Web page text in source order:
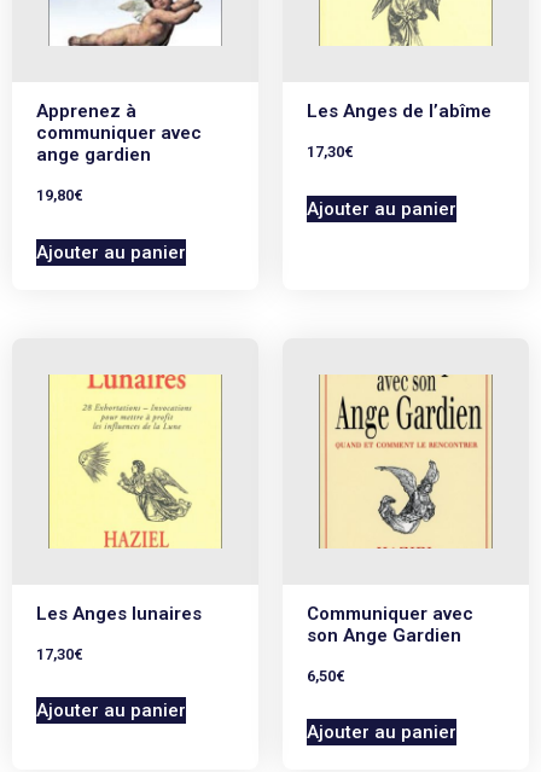
Apprenez à
communiquer avec
ange gardien
19,80€
Ajouter au panier
Les Anges de l’abîme
17,30€
Ajouter au panier
Les Anges lunaires
17,30€
Ajouter au panier
Communiquer avec
son Ange Gardien
6,50€
Ajouter au panier